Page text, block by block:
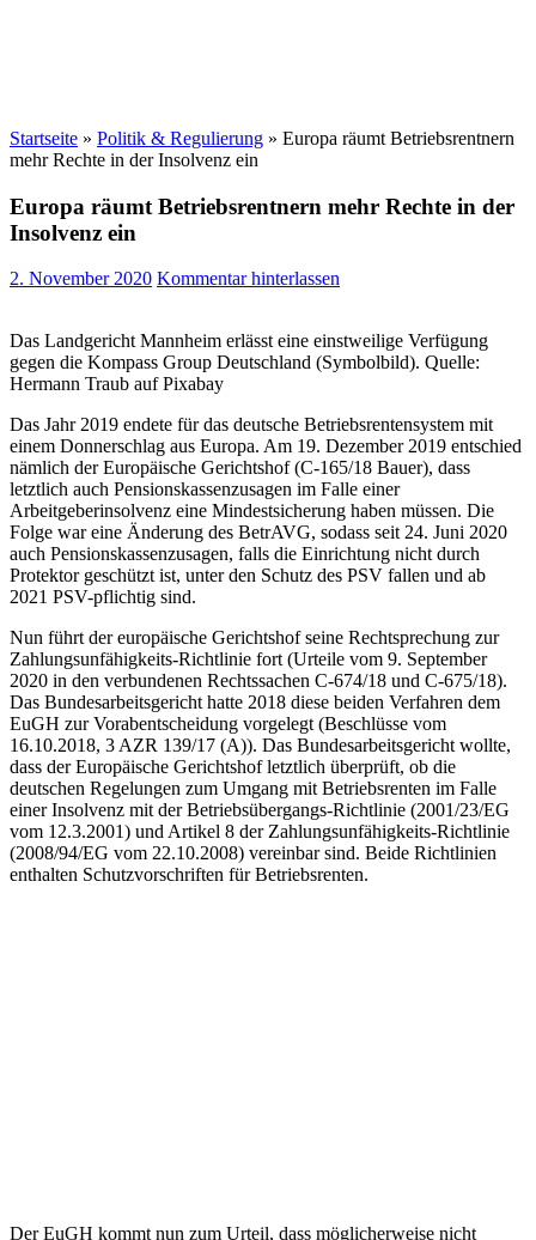
Startseite » Politik & Regulierung » Europa räumt Betriebsrentnern
mehr Rechte in der Insolvenz ein
Europa räumt Betriebsrentnern mehr Rechte in der
Insolvenz ein
2. November 2020 Kommentar hinterlassen
Das Landgericht Mannheim erlässt eine einstweilige Verfügung
gegen die Kompass Group Deutschland (Symbolbild). Quelle:
Hermann Traub auf Pixabay
Das Jahr 2019 endete für das deutsche Betriebsrentensystem mit
einem Donnerschlag aus Europa. Am 19. Dezember 2019 entschied
nämlich der Europäische Gerichtshof (C-165/18 Bauer), dass
letztlich auch Pensionskassenzusagen im Falle einer
Arbeitgeberinsolvenz eine Mindestsicherung haben müssen. Die
Folge war eine Änderung des BetrAVG, sodass seit 24. Juni 2020
auch Pensionskassenzusagen, falls die Einrichtung nicht durch
Protektor geschützt ist, unter den Schutz des PSV fallen und ab
2021 PSV-pflichtig sind.
Nun führt der europäische Gerichtshof seine Rechtsprechung zur
Zahlungsunfähigkeits-Richtlinie fort (Urteile vom 9. September
2020 in den verbundenen Rechtssachen C-674/18 und C-675/18).
Das Bundesarbeitsgericht hatte 2018 diese beiden Verfahren dem
EuGH zur Vorabentscheidung vorgelegt (Beschlüsse vom
16.10.2018, 3 AZR 139/17 (A)). Das Bundesarbeitsgericht wollte,
dass der Europäische Gerichtshof letztlich überprüft, ob die
deutschen Regelungen zum Umgang mit Betriebsrenten im Falle
einer Insolvenz mit der Betriebsübergangs-Richtlinie (2001/23/EG
vom 12.3.2001) und Artikel 8 der Zahlungsunfähigkeits-Richtlinie
(2008/94/EG vom 22.10.2008) vereinbar sind. Beide Richtlinien
enthalten Schutzvorschriften für Betriebsrenten.
Der EuGH kommt nun zum Urteil, dass möglicherweise nicht